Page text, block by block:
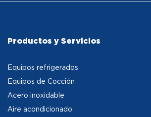
Productos y Servicios
Equipos refrigerados
Equipos de Cocción
Acero inoxidable
Aire acondicionado